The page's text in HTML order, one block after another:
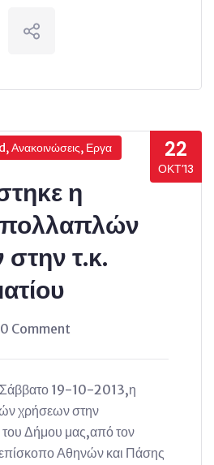
22
ΟΚΤ’13
Ανακοινώσεις, Εργα
η
τ.κ.
0 Comment
Σάββατο 19-10-2013,η
χρήσεων στην
Δήμου μας,από τον
Αθηνών και Πάσης